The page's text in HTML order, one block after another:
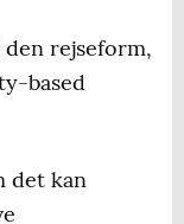
rejseform,
based
det kan